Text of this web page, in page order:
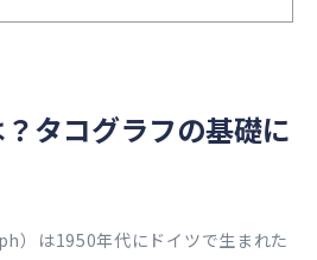
タコグラフの基礎に
）は1950年代にドイツで生まれた